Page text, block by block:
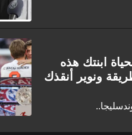
ابنتك هذه
ونوير أنقذك